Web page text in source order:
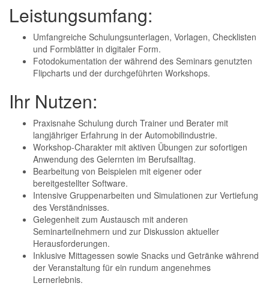
Leistungsumfang:
Umfangreiche Schulungsunterlagen, Vorlagen, Checklisten
und Formblätter in digitaler Form.
Fotodokumentation der während des Seminars genutzten
Flipcharts und der durchgeführten Workshops.
Ihr Nutzen:
Praxisnahe Schulung durch Trainer und Berater mit
langjähriger Erfahrung in der Automobilindustrie.
Workshop-Charakter mit aktiven Übungen zur sofortigen
Anwendung des Gelernten im Berufsalltag.
Bearbeitung von Beispielen mit eigener oder
bereitgestellter Software.
Intensive Gruppenarbeiten und Simulationen zur Vertiefung
des Verständnisses.
Gelegenheit zum Austausch mit anderen
Seminarteilnehmern und zur Diskussion aktueller
Herausforderungen.
Inklusive Mittagessen sowie Snacks und Getränke während
der Veranstaltung für ein rundum angenehmes
Lernerlebnis.